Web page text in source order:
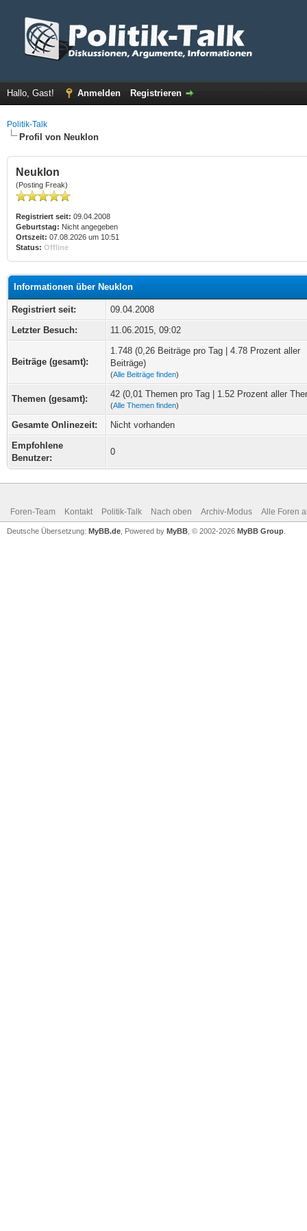
Hallo, Gast! Anmelden Registrieren
Politik-Talk
Profil von Neuklon
Neuklon
(Posting Freak)
Registriert seit: 09.04.2008
Geburtstag: Nicht angegeben
Ortszeit: 07.08.2026 um 10:51
Status: Offline
Informationen über Neuklon
Registriert seit:
09.04.2008
Letzter Besuch:
11.06.2015, 09:02
Beiträge (gesamt):
1.748 (0,26 Beiträge pro Tag | 4.78 Prozent aller
Beiträge)
(Alle Beiträge finden)
Themen (gesamt): 42 (0,01 Themen pro Tag | 1.52 Prozent aller
(Alle Themen finden)
Gesamte Onlinezeit:
Nicht vorhanden
Empfohlene
Benutzer:
0
Foren-Team Kontakt Politik-Talk Nach oben Archiv-Modus Alle Foren
Deutsche Übersetzung: MyBB.de , Powered by MyBB , © 2002-2026 MyBB Group